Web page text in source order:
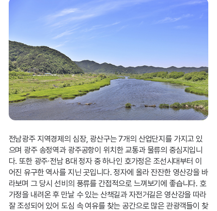
전남광주 지역경제의 심장, 광산구는 7개의 산업단지를 가지고 있
으며 광주 송정역과 광주공항이 위치한 교통과 물류의 중심지입니
다. 또한 광주∙전남 8대 정자 중 하나인 호가정은 조선시대부터 이
어진 유구한 역사를 지닌 곳입니다. 정자에 올라 잔잔한 영산강을 바
라보며 그 당시 선비의 풍류를 간접적으로 느껴보기에 좋습니다. 호
가정을 내려온 후 만날 수 있는 산책길과 자전거길은 영산강을 따라
잘 조성되어 있어 도심 속 여유를 찾는 공간으로 많은 관광객들이 찾